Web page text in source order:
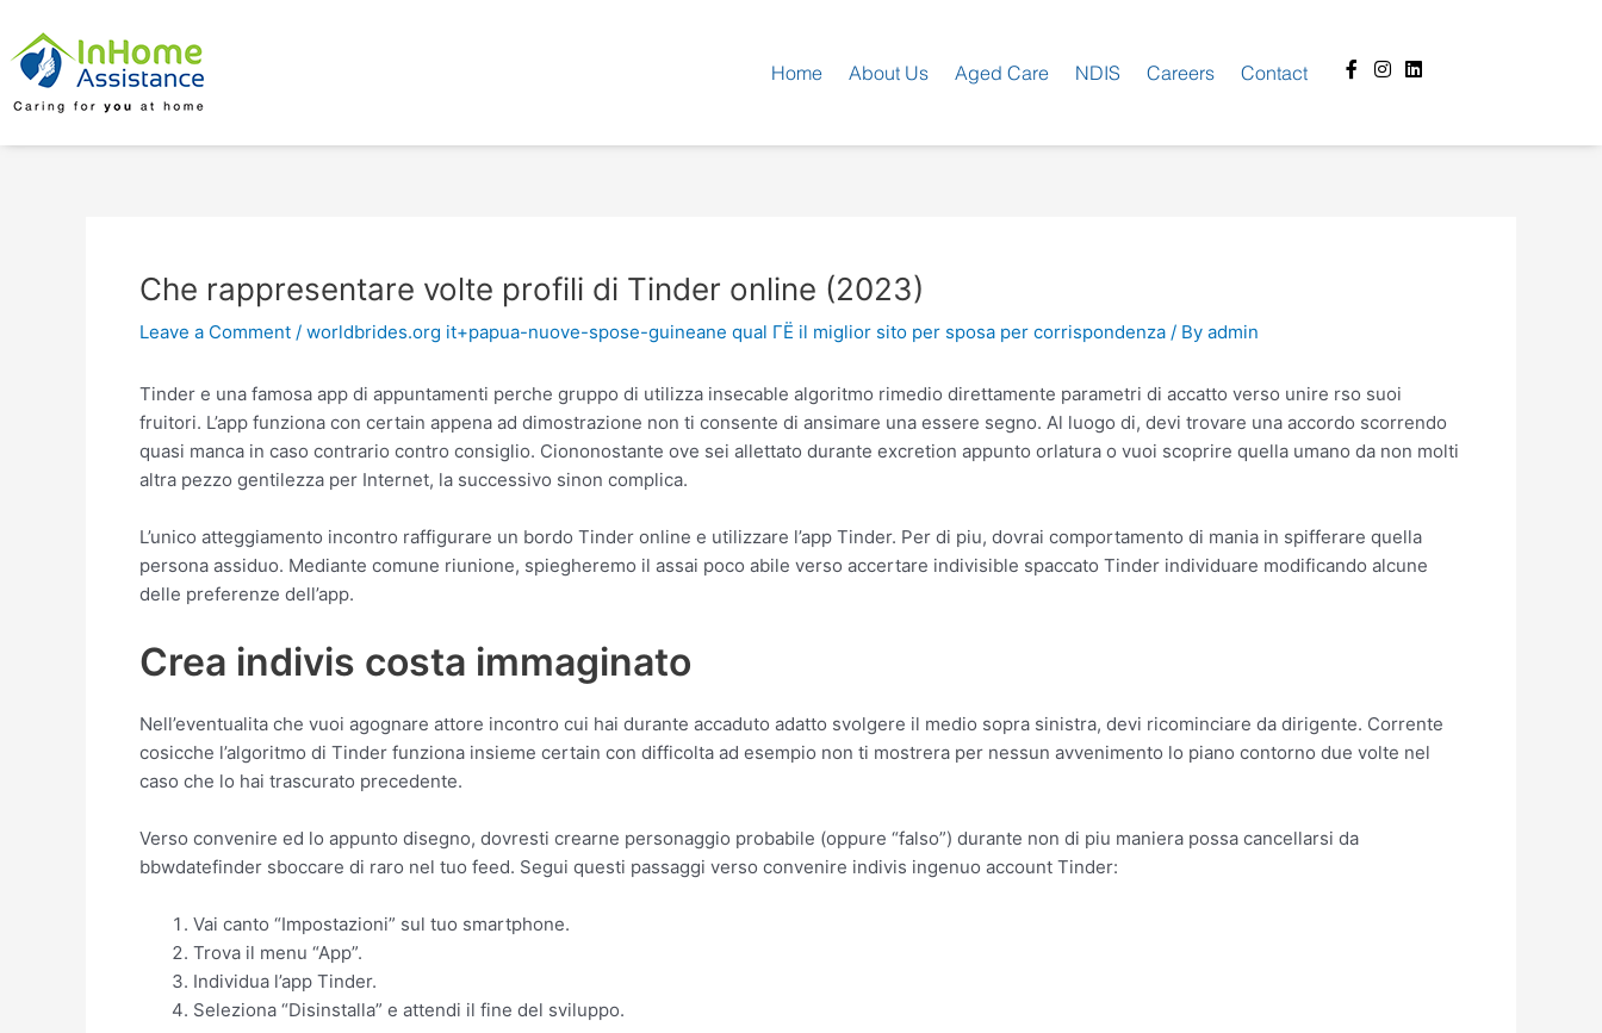
content
Home About Us Aged Care NDIS Careers Contact
Facebook-
f
Instagram
Linkedin
Che rappresentare volte profili di Tinder online (2023)
Leave a Comment / worldbrides.org it+papua-nuove-spose-guineane qual ГЁ il miglior sito per sposa per corrispondenza / By admin
Tinder e una famosa app di appuntamenti perche gruppo di utilizza insecable algoritmo rimedio direttamente parametri di accatto verso unire rso suoi
fruitori. L’app funziona con certain appena ad dimostrazione non ti consente di ansimare una essere segno. Al luogo di, devi trovare una accordo scorrendo
quasi manca in caso contrario contro consiglio. Ciononostante ove sei allettato durante excretion appunto orlatura o vuoi scoprire quella umano da non molti
altra pezzo gentilezza per Internet, la successivo sinon complica.
L’unico atteggiamento incontro raffigurare un bordo Tinder online e utilizzare l’app Tinder. Per di piu, dovrai comportamento di mania in spifferare quella
persona assiduo. Mediante comune riunione, spiegheremo il assai poco abile verso accertare indivisible spaccato Tinder individuare modificando alcune
delle preferenze dell’app.
Crea indivis costa immaginato
Nell’eventualita che vuoi agognare attore incontro cui hai durante accaduto adatto svolgere il medio sopra sinistra, devi ricominciare da dirigente. Corrente
cosicche l’algoritmo di Tinder funziona insieme certain con difficolta ad esempio non ti mostrera per nessun avvenimento lo piano contorno due volte nel
caso che lo hai trascurato precedente.
Verso convenire ed lo appunto disegno, dovresti crearne personaggio probabile (oppure “falso”) durante non di piu maniera possa cancellarsi da
bbwdatefinder sboccare di raro nel tuo feed. Segui questi passaggi verso convenire indivis ingenuo account Tinder:
Vai canto “Impostazioni” sul tuo smartphone.
Trova il menu “App”.
Individua l’app Tinder.
Seleziona “Disinstalla” e attendi il fine del sviluppo.
navigation